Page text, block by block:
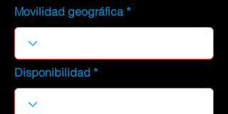
Movilidad geográfica
Disponibilidad